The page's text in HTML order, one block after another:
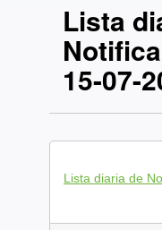
Lista
15-07-
Lista diaria de